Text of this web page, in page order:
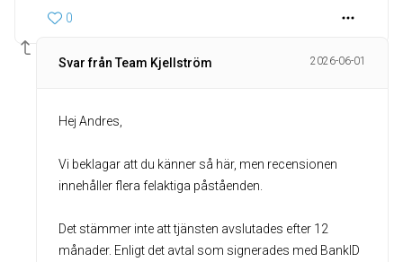
0
Svar från Team Kjellström 2026-06-01
Hej Andres,
Vi beklagar att du känner så här, men recensionen
innehåller flera felaktiga påståenden.
Det stämmer inte att tjänsten avslutades efter 12
månader. Enligt det avtal som signerades med BankID